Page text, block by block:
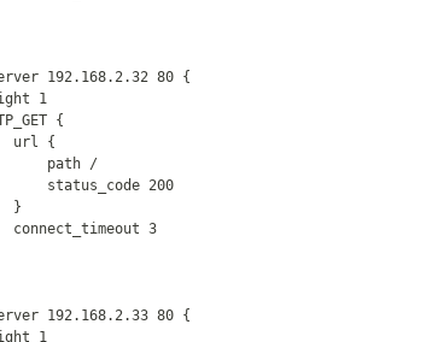
192.168.2.32 80 {
weight 1
{
url {
path /
status_code 200
}
connect_timeout 3
192.168.2.33 80 {
weight 1